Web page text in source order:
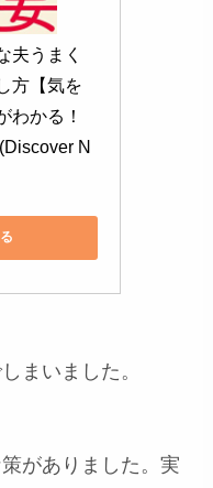
夫うまく
方【気を
わかる！
N
まいました。
がありました。実